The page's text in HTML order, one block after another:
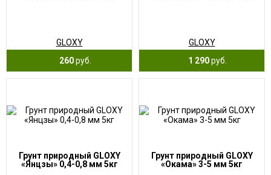
GLOXY
260руб.
GLOXY
1 290руб.
Грунт природный GLOXY
«Янцзы» 0,4-0,8 мм 5кг
Грунт природный GLOXY
«Окама» 3-5 мм 5кг